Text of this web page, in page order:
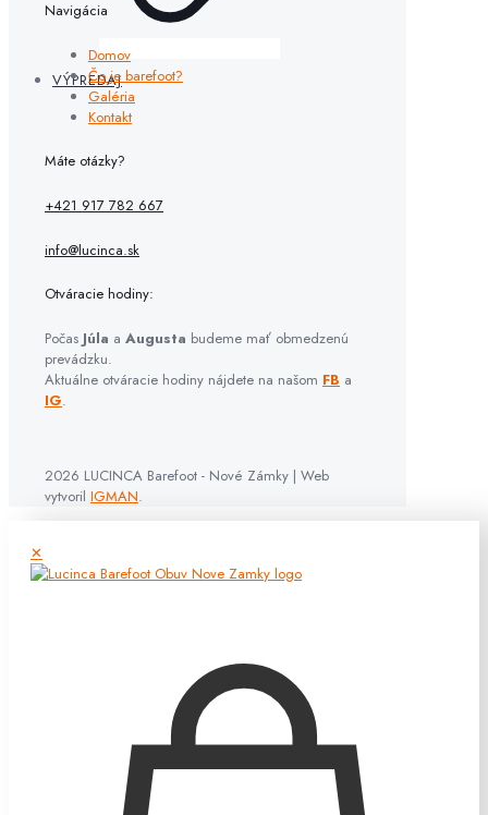
VÝPREDAJ
Navigácia
Domov
Čo je barefoot?
Galéria
Kontakt
Máte otázky?
+421 917 782 667
info@lucinca.sk
Otváracie hodiny:
Počas Júla a Augusta budeme mať obmedzenú
prevádzku.
Aktuálne otváracie hodiny nájdete na našom FB a
IG.
2026 LUCINCA Barefoot - Nové Zámky | Web
vytvoril IGMAN.
✕